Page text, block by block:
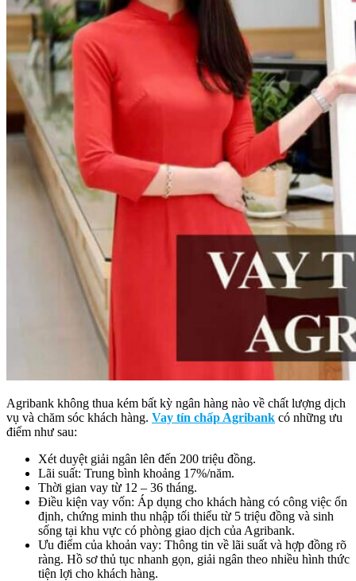
Agribank không thua kém bất kỳ ngân hàng nào về chất lượng dịch
vụ và chăm sóc khách hàng. Vay tín chấp Agribank có những ưu
điểm như sau:
Xét duyệt giải ngân lên đến 200 triệu đồng.
Lãi suất: Trung bình khoảng 17%/năm.
Thời gian vay từ 12 – 36 tháng.
Điều kiện vay vốn: Áp dụng cho khách hàng có công việc ổn
định, chứng minh thu nhập tối thiểu từ 5 triệu đồng và sinh
sống tại khu vực có phòng giao dịch của Agribank.
Ưu điểm của khoản vay: Thông tin về lãi suất và hợp đồng rõ
ràng. Hồ sơ thủ tục nhanh gọn, giải ngân theo nhiều hình thức
tiện lợi cho khách hàng.